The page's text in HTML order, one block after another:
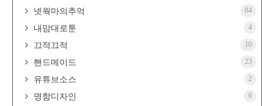
넷웍마의추억 84
내맘대로툰 4
끄적끄적 10
핸드메이드 23
유튜브소스 2
명함디자인 6